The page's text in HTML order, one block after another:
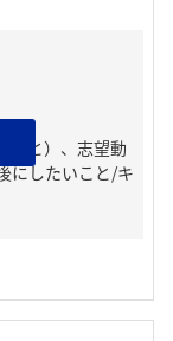
こと）、志望動
にしたいこと/キ